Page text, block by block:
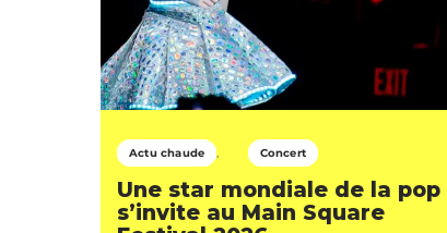
Actu chaude Concert
Une star mondiale de la pop
s’invite au Main Square